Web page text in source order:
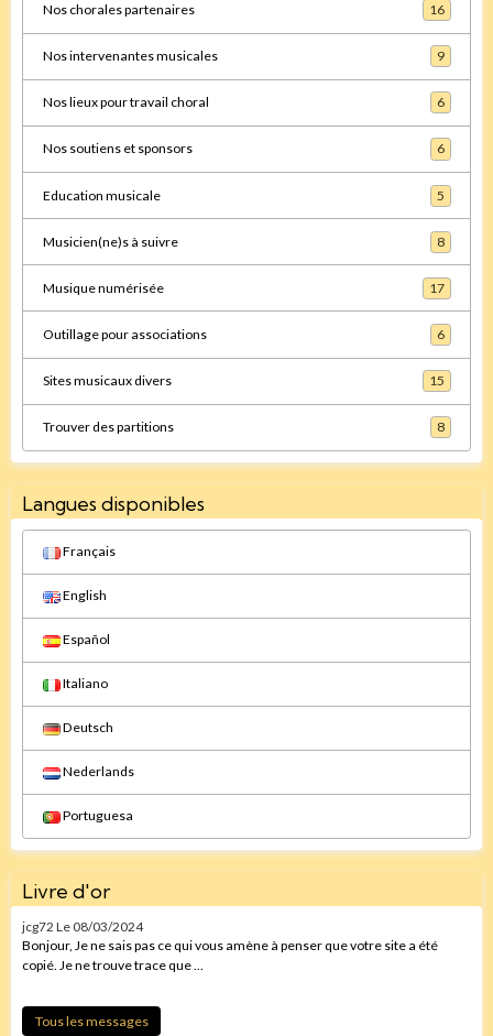
Nos chorales partenaires 16
Nos intervenantes musicales 9
Nos lieux pour travail choral 6
Nos soutiens et sponsors 6
Education musicale 5
Musicien(ne)s à suivre 8
Musique numérisée 17
Outillage pour associations 6
Sites musicaux divers 15
Trouver des partitions 8
Langues disponibles
Français
English
Español
Italiano
Deutsch
Nederlands
Portuguesa
Livre d'or
jcg72 Le 08/03/2024
Bonjour, Je ne sais pas ce qui vous amène à penser que votre site a été
copié. Je ne trouve trace que ...
Tous les messages